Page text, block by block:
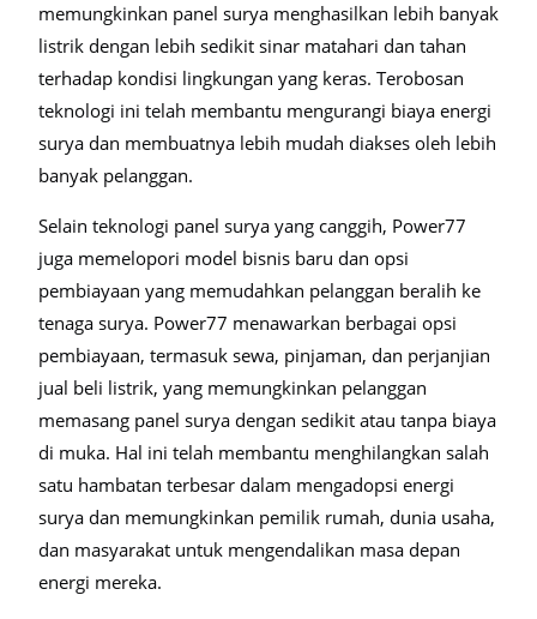
memungkinkan panel surya menghasilkan lebih banyak
listrik dengan lebih sedikit sinar matahari dan tahan
terhadap kondisi lingkungan yang keras. Terobosan
teknologi ini telah membantu mengurangi biaya energi
surya dan membuatnya lebih mudah diakses oleh lebih
banyak pelanggan.
Selain teknologi panel surya yang canggih, Power77
juga memelopori model bisnis baru dan opsi
pembiayaan yang memudahkan pelanggan beralih ke
tenaga surya. Power77 menawarkan berbagai opsi
pembiayaan, termasuk sewa, pinjaman, dan perjanjian
jual beli listrik, yang memungkinkan pelanggan
memasang panel surya dengan sedikit atau tanpa biaya
di muka. Hal ini telah membantu menghilangkan salah
satu hambatan terbesar dalam mengadopsi energi
surya dan memungkinkan pemilik rumah, dunia usaha,
dan masyarakat untuk mengendalikan masa depan
energi mereka.